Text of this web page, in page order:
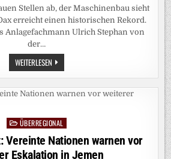
Stellen ab, der Maschinenbau sieht
erreicht einen historischen Rekord.
Anlagefachmann Ulrich Stephan von
der…
WEITERLESEN ANLAGEEXPERTE
STEPHAN:
WARUM
DER
DAX
NIEDERGANG
SO
GUT
LÄUFT
Posted
in
ÜBERREGIONAL
Vereinte Nationen warnen vor
Eskalation in Jemen